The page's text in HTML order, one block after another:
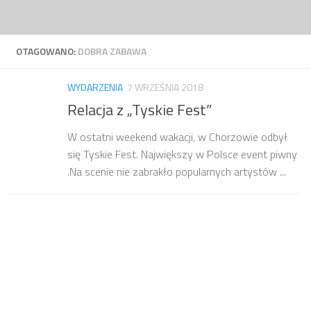
OTAGOWANO:DOBRA ZABAWA
WYDARZENIA 7 WRZEŚNIA 2018
Relacja z „Tyskie Fest”
W ostatni weekend wakacji, w Chorzowie odbył
się Tyskie Fest. Największy w Polsce event piwny
.Na scenie nie zabrakło popularnych artystów ...